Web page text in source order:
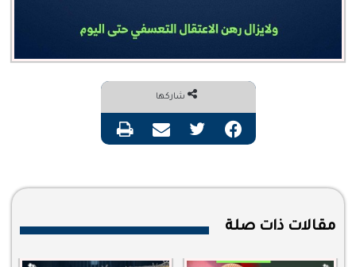
شاركها
فيسبوك تويتر مشاركة عبر البريد طباعة
مقالات ذات صلة